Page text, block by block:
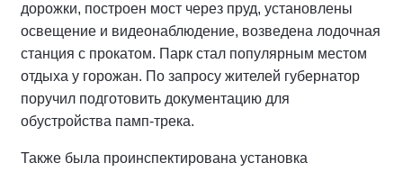
дорожки, построен мост через пруд, установлены
освещение и видеонаблюдение, возведена лодочная
станция с прокатом. Парк стал популярным местом
отдыха у горожан. По запросу жителей губернатор
поручил подготовить документацию для
обустройства памп-трека.
Также была проинспектирована установка